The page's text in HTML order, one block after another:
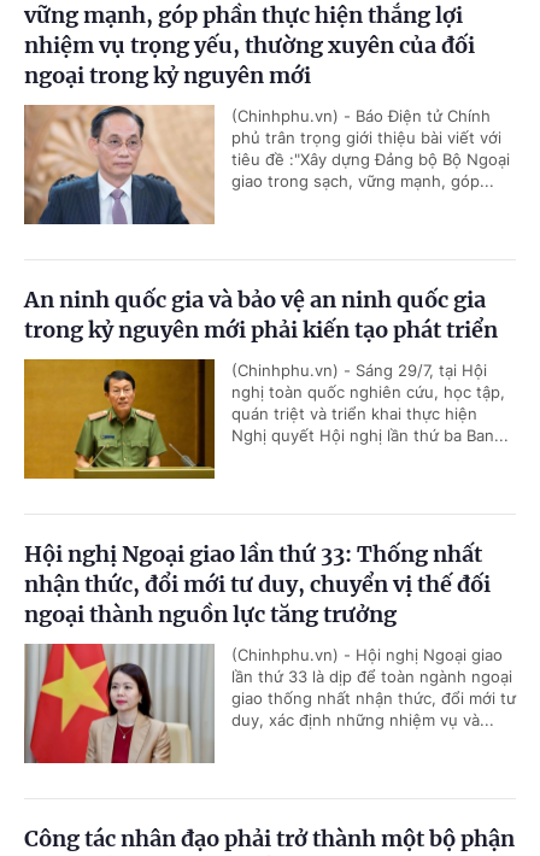
vững mạnh, góp phần thực hiện thắng lợi
nhiệm vụ trọng yếu, thường xuyên của đối
ngoại trong kỷ nguyên mới
(Chinhphu.vn) - Báo Điện tử Chính
phủ trân trọng giới thiệu bài viết với
tiêu đề :"Xây dựng Đảng bộ Bộ Ngoại
giao trong sạch, vững mạnh, góp...
An ninh quốc gia và bảo vệ an ninh quốc gia
trong kỷ nguyên mới phải kiến tạo phát triển
(Chinhphu.vn) - Sáng 29/7, tại Hội
nghị toàn quốc nghiên cứu, học tập,
quán triệt và triển khai thực hiện
Nghị quyết Hội nghị lần thứ ba Ban...
Hội nghị Ngoại giao lần thứ 33: Thống nhất
nhận thức, đổi mới tư duy, chuyển vị thế đối
ngoại thành nguồn lực tăng trưởng
(Chinhphu.vn) - Hội nghị Ngoại giao
lần thứ 33 là dịp để toàn ngành ngoại
giao thống nhất nhận thức, đổi mới tư
duy, xác định những nhiệm vụ và...
Công tác nhân đạo phải trở thành một bộ phận